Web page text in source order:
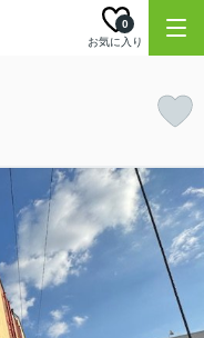
お気に入り
0